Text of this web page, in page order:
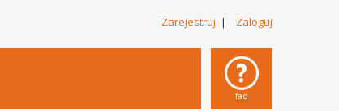
Zarejestruj | Zaloguj
faq